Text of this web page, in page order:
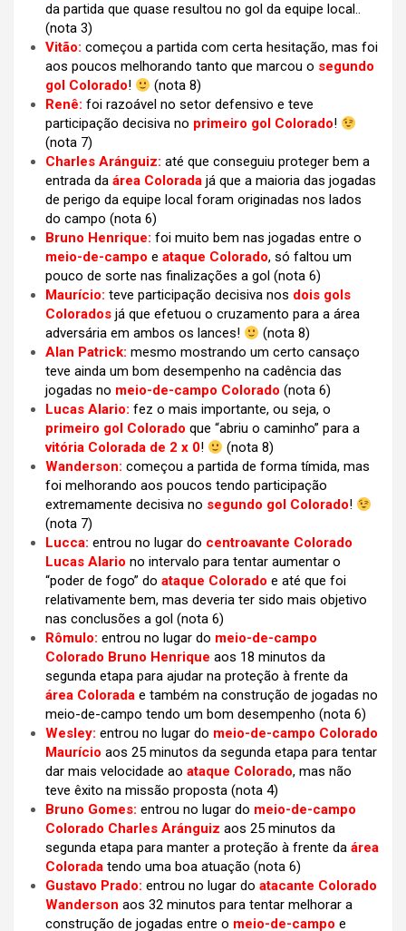
da partida que quase resultou no gol da equipe local..
(nota 3)
Vitão: começou a partida com certa hesitação, mas foi
aos poucos melhorando tanto que marcou o segundo
gol Colorado!
(nota 8)
Renê: foi razoável no setor defensivo e teve
participação decisiva no primeiro gol Colorado!
(nota 7)
Charles Aránguiz: até que conseguiu proteger bem a
entrada da área Colorada já que a maioria das jogadas
de perigo da equipe local foram originadas nos lados
do campo (nota 6)
Bruno Henrique: foi muito bem nas jogadas entre o
meio-de-campo e ataque Colorado, só faltou um
pouco de sorte nas finalizações a gol (nota 6)
Maurício: teve participação decisiva nos dois gols
Colorados já que efetuou o cruzamento para a área
adversária em ambos os lances!
(nota 8)
Alan Patrick: mesmo mostrando um certo cansaço
teve ainda um bom desempenho na cadência das
jogadas no meio-de-campo Colorado (nota 6)
Lucas Alario: fez o mais importante, ou seja, o
primeiro gol Colorado que “abriu o caminho” para a
vitória Colorada de 2 x 0!
(nota 8)
Wanderson: começou a partida de forma tímida, mas
foi melhorando aos poucos tendo participação
extremamente decisiva no segundo gol Colorado!
(nota 7)
Lucca: entrou no lugar do centroavante Colorado
Lucas Alario no intervalo para tentar aumentar o
“poder de fogo” do ataque Colorado e até que foi
relativamente bem, mas deveria ter sido mais objetivo
nas conclusões a gol (nota 6)
Rômulo: entrou no lugar do meio-de-campo
Colorado Bruno Henrique aos 18 minutos da
segunda etapa para ajudar na proteção à frente da
área Colorada e também na construção de jogadas no
meio-de-campo tendo um bom desempenho (nota 6)
Wesley: entrou no lugar do meio-de-campo Colorado
Maurício aos 25 minutos da segunda etapa para tentar
dar mais velocidade ao ataque Colorado, mas não
teve êxito na missão proposta (nota 4)
Bruno Gomes: entrou no lugar do meio-de-campo
Colorado Charles Aránguiz aos 25 minutos da
segunda etapa para manter a proteção à frente da área
Colorada tendo uma boa atuação (nota 6)
Gustavo Prado: entrou no lugar do atacante Colorado
Wanderson aos 32 minutos para tentar melhorar a
construção de jogadas entre o meio-de-campo e